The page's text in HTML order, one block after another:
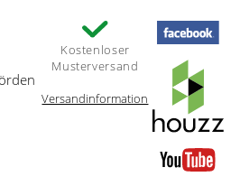
Kostenloser
Musterversand
Versandinformation